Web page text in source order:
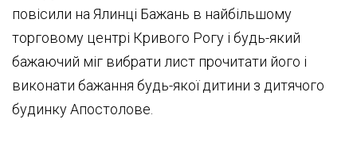
повісили на Ялинці Бажань в найбільшому
торговому центрі Кривого Рогу і будь-який
бажаючий міг вибрати лист прочитати його і
виконати бажання будь-якої дитини з дитячого
будинку Апостолове.